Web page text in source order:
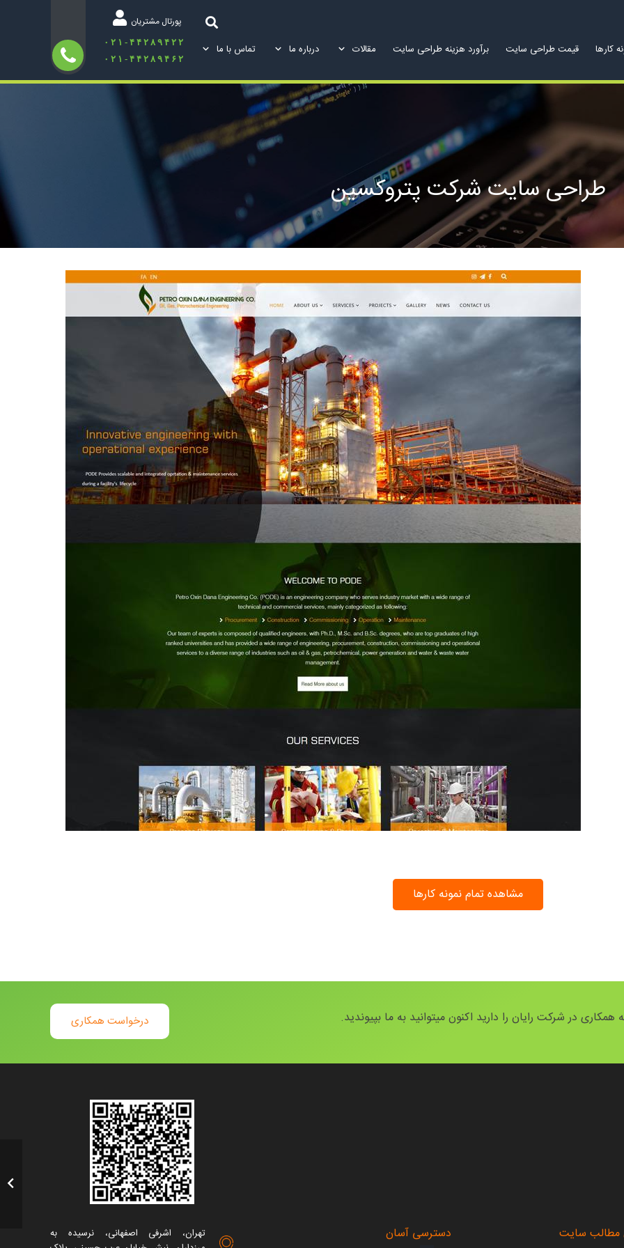
پورتال مشتریان
۰۲۱-۴۴۲۸۹۴۲۲
۰۲۱-۴۴۲۸۹۴۶۲
کارها قیمت طراحی سایت برآورد هزینه طراحی سایت مقالات درباره ما تماس با ما
طراحی سایت شرکت پتروکسین
مشاهده تمام نمونه کارها
در شرکت رایان را دارید اکنون میتوانید به ما بپیوندید. درخواست همکاری
مطالب سایت دسترسی آسان
تهران، اشرفی اصفهانی، نرسیده به